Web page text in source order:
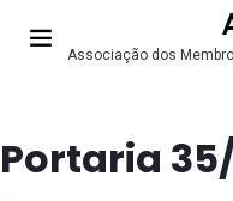
Associação dos
Portaria